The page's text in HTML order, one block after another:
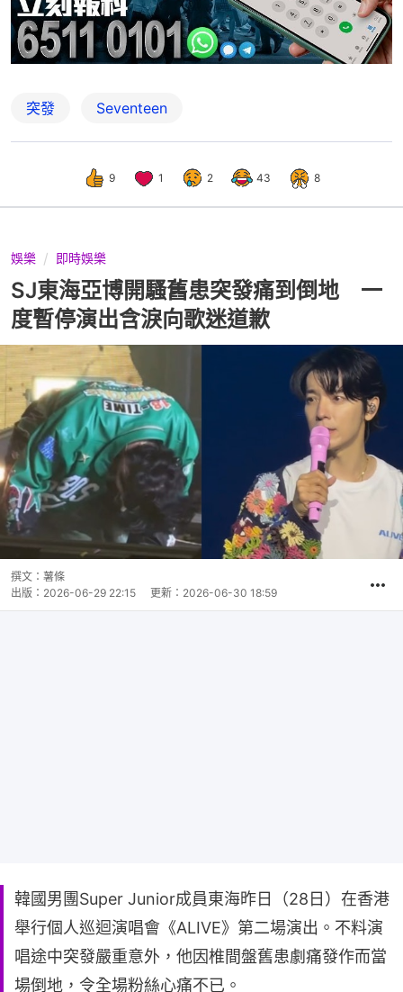
突發 Seventeen
9 1 2 43 8
娛樂 即時娛樂
SJ東海亞博開騷舊患突發痛到倒地 一
度暫停演出含淚向歌迷道歉
撰文： 薯條
出版： 2026-06-29 22:15 更新： 2026-06-30 18:59
韓國男團Super Junior成員東海昨日（28日）在香港
舉行個人巡迴演唱會《ALIVE》第二場演出。不料演
唱途中突發嚴重意外，他因椎間盤舊患劇痛發作而當
場倒地，令全場粉絲心痛不已。